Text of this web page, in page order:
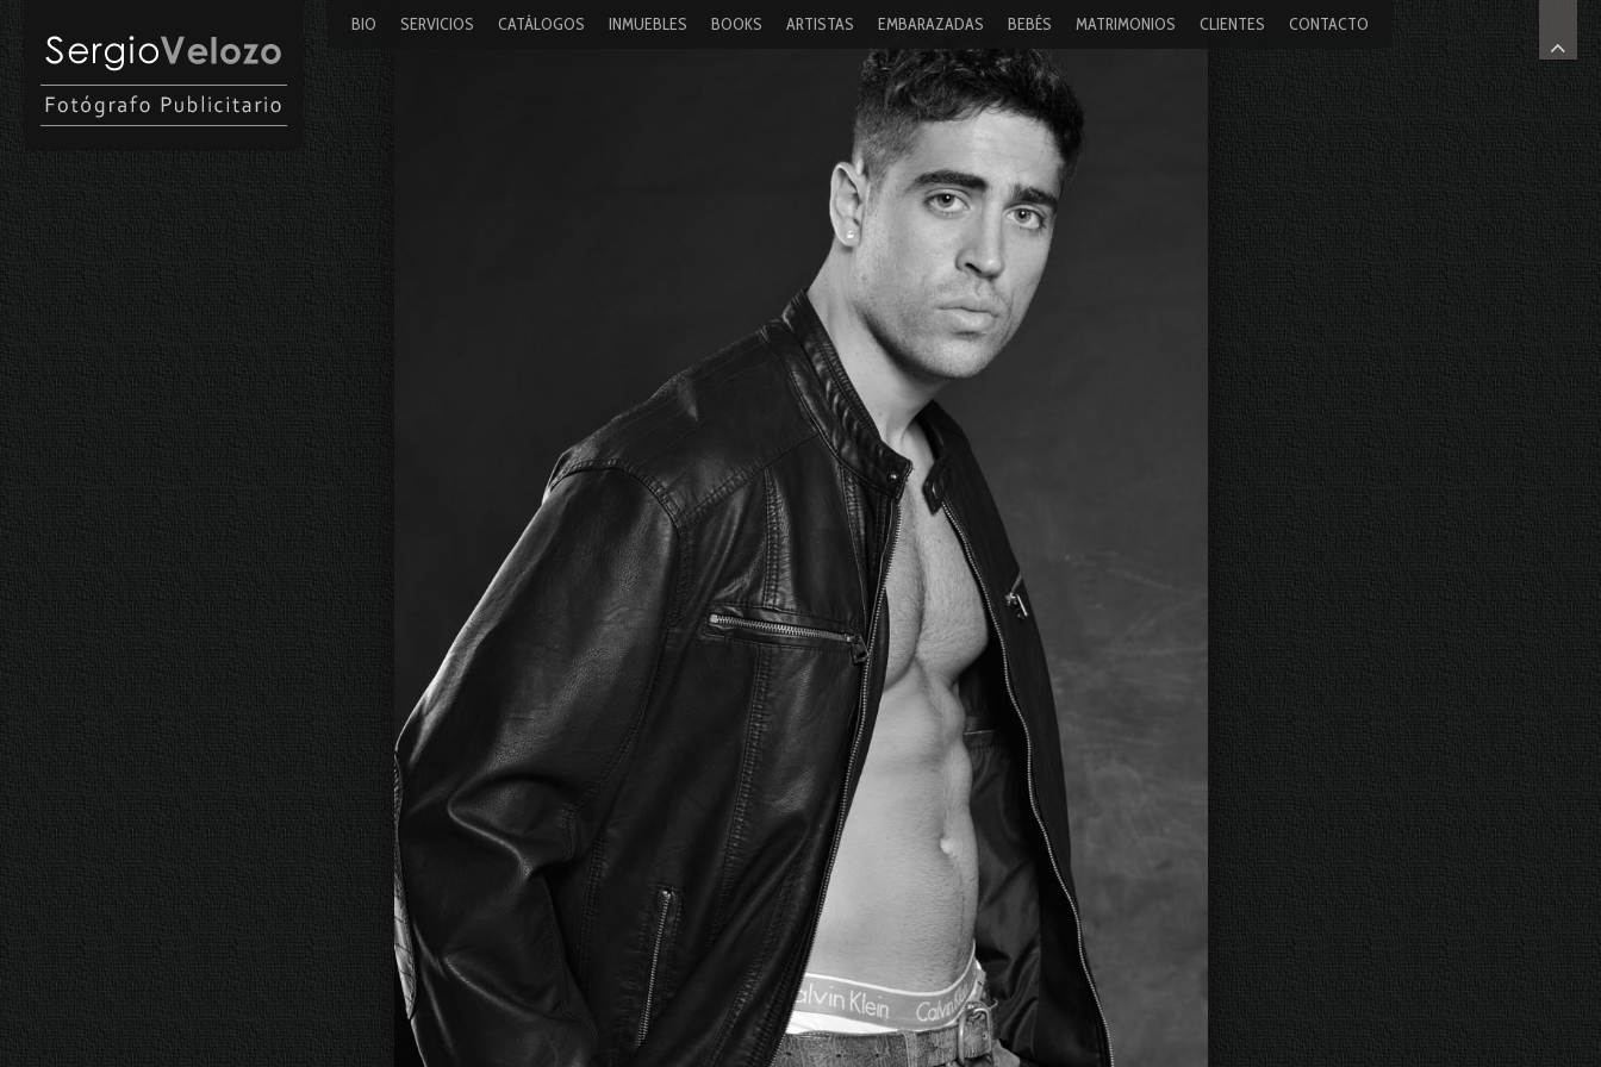
BIO SERVICIOS CATÁLOGOS INMUEBLES BOOKS ARTISTAS EMBARAZADAS BEBÉS MATRIMONIOS CLIENTES CONTACTO